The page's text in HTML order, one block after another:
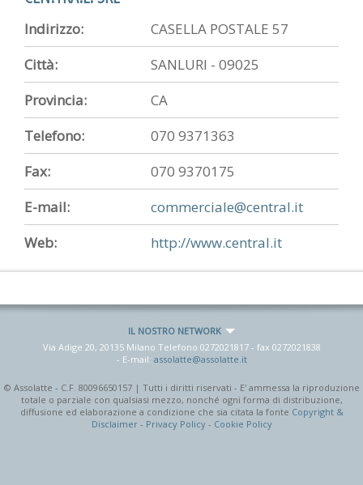
Indirizzo:
CASELLA POSTALE 57
Città:
SANLURI - 09025
Provincia:
CA
Telefono:
070 9371363
Fax:
070 9370175
E-mail:
commerciale@central.it
Web:
http://www.central.it
IL NOSTRO NETWORK
Via Adige 20, 20135 Milano Telefono 0272021817- fax 0272021838
- E-mail: assolatte@assolatte.it
© Assolatte - C.F. 80096650157 | Tutti i diritti riservati - E' ammessa la riproduzione
totale o parziale con qualsiasi mezzo, nonché ogni forma di distribuzione,
diffusione ed elaborazione a condizione che sia citata la fonte Copyright &
Disclaimer- Privacy Policy- Cookie Policy